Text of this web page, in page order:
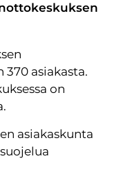
370 asiakasta.
on
asiakaskunta